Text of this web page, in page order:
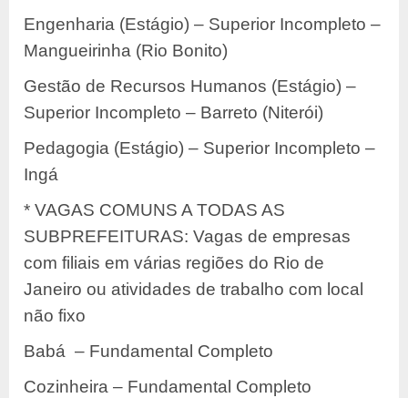
Engenharia (Estágio) – Superior Incompleto –
Mangueirinha (Rio Bonito)
Gestão de Recursos Humanos (Estágio) –
Superior Incompleto – Barreto (Niterói)
Pedagogia (Estágio) – Superior Incompleto –
Ingá
* VAGAS COMUNS A TODAS AS
SUBPREFEITURAS: Vagas de empresas
com filiais em várias regiões do Rio de
Janeiro ou atividades de trabalho com local
não fixo
Babá – Fundamental Completo
Cozinheira – Fundamental Completo